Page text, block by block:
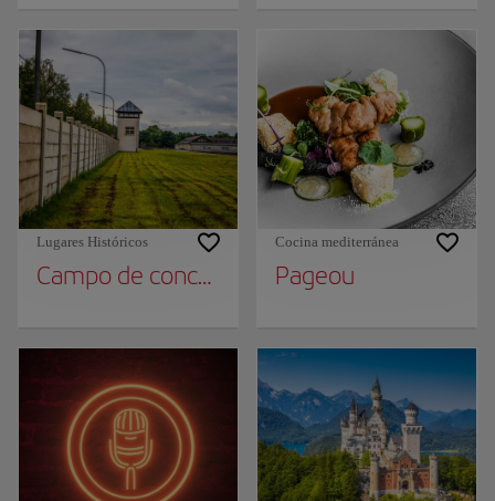
Lugares Históricos
Campo de concentración de Dachau
Cocina mediterránea
Pageou